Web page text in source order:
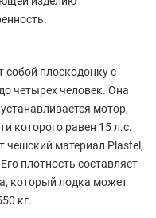
собой плоскодонку с
четырех человек. Она
мотор,
которого равен 15 л.с.
чешский материал Plastel,
плотность составляет
который лодка может
кг.